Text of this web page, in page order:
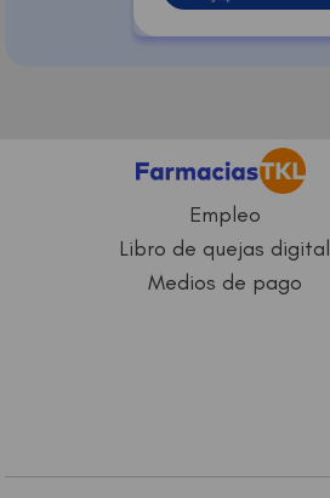
Empleo
Libro de quejas digital
Medios de pago